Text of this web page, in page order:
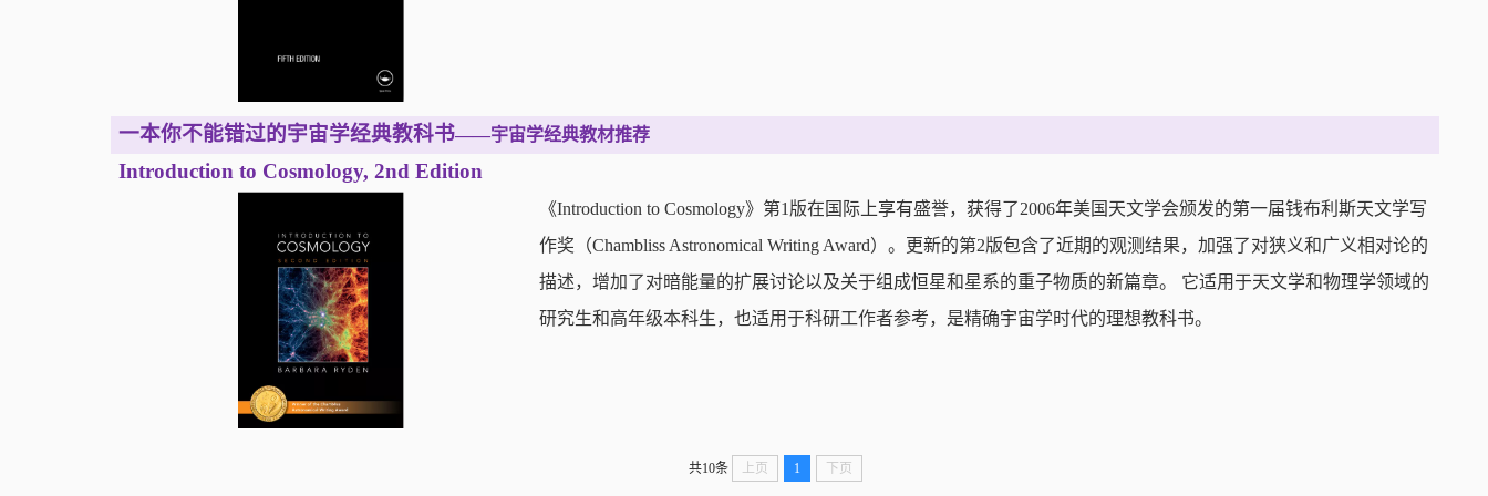
一本你不能错过的宇宙学经典教科书——宇宙学经典教材推荐
Introduction to Cosmology, 2nd Edition
《Introduction to Cosmology》第1版在国际上享有盛誉，获得了2006年美国天文学会颁发的第一届钱布利斯天文学写
作奖（Chambliss Astronomical Writing Award）。更新的第2版包含了近期的观测结果，加强了对狭义和广义相对论的
描述，增加了对暗能量的扩展讨论以及关于组成恒星和星系的重子物质的新篇章。 它适用于天文学和物理学领域的
研究生和高年级本科生，也适用于科研工作者参考，是精确宇宙学时代的理想教科书。
共10条 上页 1 下页